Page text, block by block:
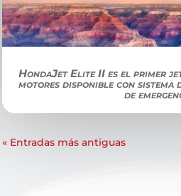
HondaJet Elite II es el primer
motores disponible con
de
« Entradas más antiguas